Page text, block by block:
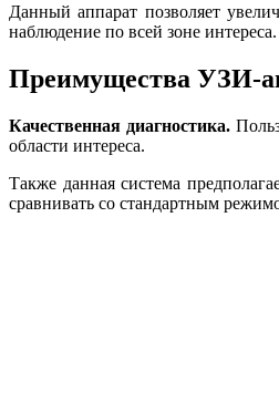
Данный аппарат позволяет
наблюдение по всей зоне интереса.
Преимущества УЗИ-
Качественная диагностика.
области интереса.
Также данная система
сравнивать со стандартным